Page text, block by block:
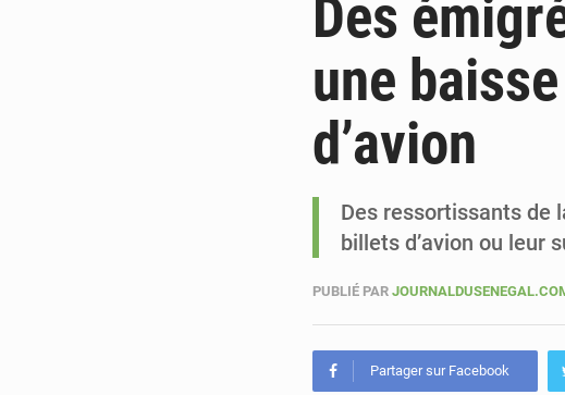
5 août
5 août
Des
une
d’avion
Des ressortissants de
billets d’avion ou leur
PUBLIÉ PAR
Partager sur Facebook